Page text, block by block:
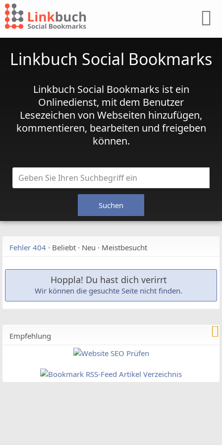
Linkbuch Social Bookmarks
Linkbuch Social Bookmarks ist ein
Onlinedienst, mit dem Benutzer
Lesezeichen von Webseiten hinzufügen,
kommentieren, bearbeiten und freigeben
können.
Fehler 404 · Beliebt · Neu · Meistbesucht
Hoppla! Du hast dich verirrt
Wir können die gesuchte Seite nicht finden.
Empfehlung